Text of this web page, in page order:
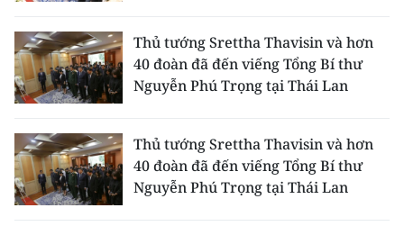
ESPAÑOL
Thủ tướng Srettha Thavisin và hơn
40 đoàn đã đến viếng Tổng Bí thư
Nguyễn Phú Trọng tại Thái Lan
Thủ tướng Srettha Thavisin và hơn
40 đoàn đã đến viếng Tổng Bí thư
Nguyễn Phú Trọng tại Thái Lan